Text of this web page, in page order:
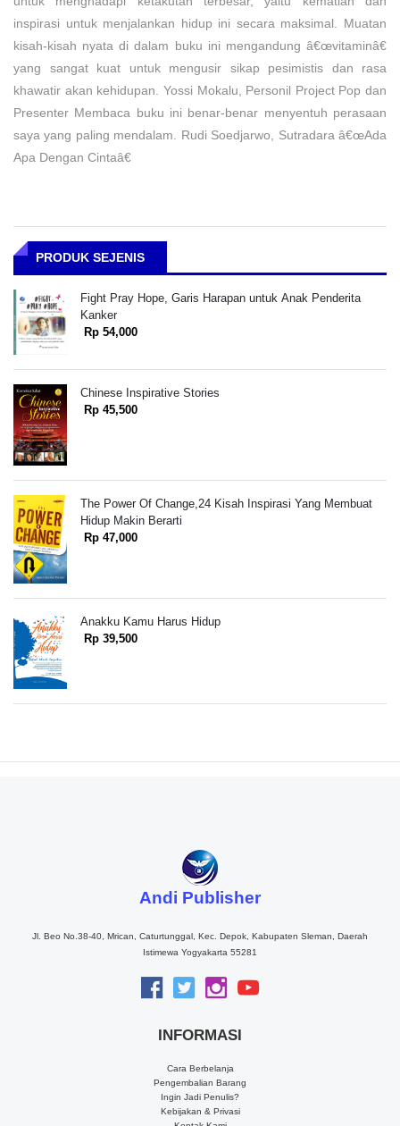
inspirasi untuk menjalankan hidup ini secara maksimal. Muatan
kisah-kisah nyata di dalam buku ini mengandung â€œvitaminâ€
yang sangat kuat untuk mengusir sikap pesimistis dan rasa
khawatir akan kehidupan. Yossi Mokalu, Personil Project Pop dan
Presenter Membaca buku ini benar-benar menyentuh perasaan
saya yang paling mendalam. Rudi Soedjarwo, Sutradara â€œAda
Apa Dengan Cintaâ€
PRODUK SEJENIS
Fight Pray Hope, Garis Harapan untuk Anak Penderita
Kanker
Rp 54,000
Chinese Inspirative Stories
Rp 45,500
The Power Of Change,24 Kisah Inspirasi Yang Membuat
Hidup Makin Berarti
Rp 47,000
Anakku Kamu Harus Hidup
Rp 39,500
Andi Publisher
Jl. Beo No.38-40, Mrican, Caturtunggal, Kec. Depok, Kabupaten Sleman, Daerah
Istimewa Yogyakarta 55281
INFORMASI
Cara Berbelanja
Pengembalian Barang
Ingin Jadi Penulis?
Kebijakan & Privasi